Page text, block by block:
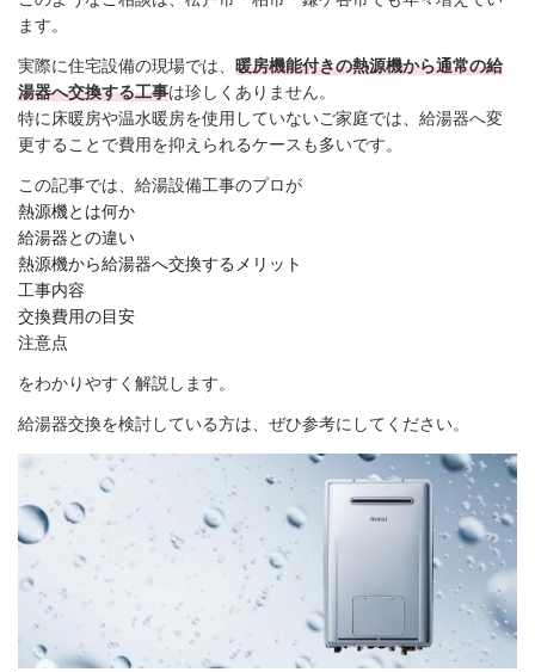
ます。
実際に住宅設備の現場では、 暖房機能付きの熱源機から通常の給
湯器へ交換する工事は珍しくありません。
特に床暖房や温水暖房を使用していないご家庭では、給湯器へ変
更することで費用を抑えられるケースも多いです。
この記事では、給湯設備工事のプロが
熱源機とは何か
給湯器との違い
熱源機から給湯器へ交換するメリット
工事内容
交換費用の目安
注意点
をわかりやすく解説します。
給湯器交換を検討している方は、ぜひ参考にしてください。